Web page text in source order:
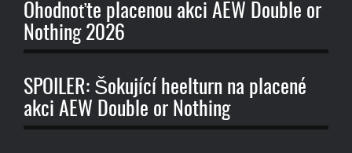
Ohodnoťte placenou akci AEW Double or
Nothing 2026
SPOILER: Šokující heelturn na placené
akci AEW Double or Nothing